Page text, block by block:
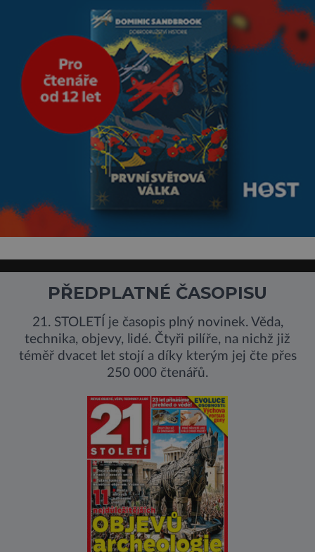
PŘEDPLATNÉ ČASOPISU
21. STOLETÍ je časopis plný novinek. Věda,
technika, objevy, lidé. Čtyři pilíře, na nichž již
téměř dvacet let stojí a díky kterým jej čte přes
250 000 čtenářů.